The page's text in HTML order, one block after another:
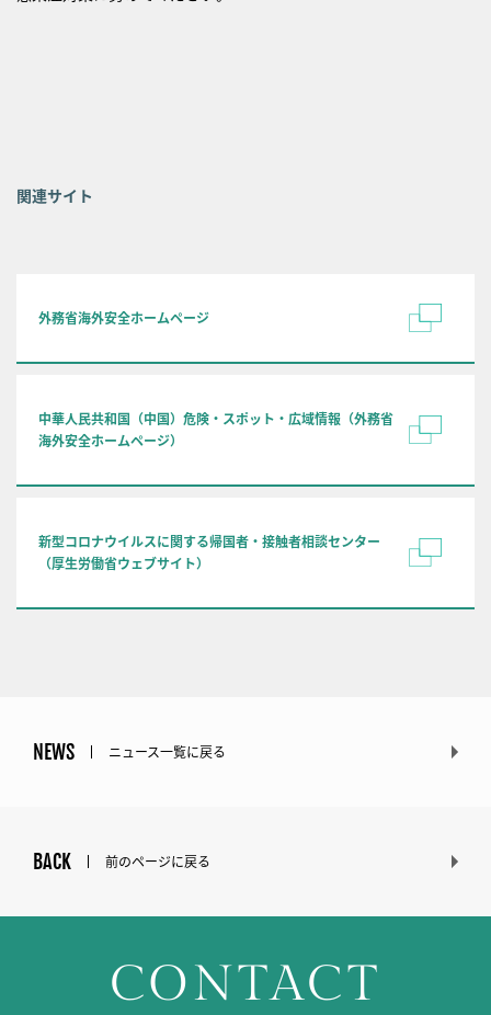
関連サイト
外務省海外安全ホームページ
中華人民共和国（中国）危険・スポット・広域情報（外務省
海外安全ホームページ）
新型コロナウイルスに関する帰国者・接触者相談センター
（厚生労働省ウェブサイト）
NEWS ニュース一覧に戻る
BACK 前のページに戻る
CONTACT